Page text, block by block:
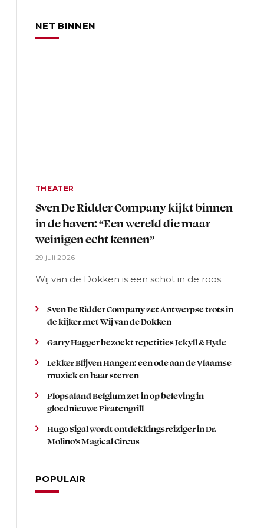
NET BINNEN
THEATER
Sven De Ridder Company kijkt binnen
in de haven: “Een wereld die maar
weinigen echt kennen”
29 juli 2026
Wij van de Dokken is een schot in de roos.
Sven De Ridder Company zet Antwerpse trots in
de kijker met Wij van de Dokken
Garry Hagger bezoekt repetities Jekyll & Hyde
Lekker Blijven Hangen: een ode aan de Vlaamse
muziek en haar sterren
Plopsaland Belgium zet in op beleving in
gloednieuwe Piratengrill
Hugo Sigal wordt ontdekkingsreiziger in Dr.
Molino’s Magical Circus
POPULAIR